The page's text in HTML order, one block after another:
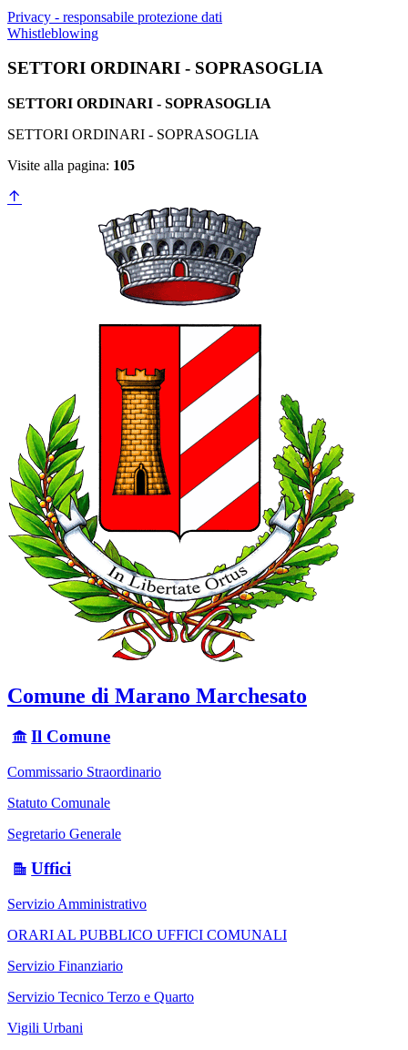
Privacy - responsabile protezione dati
Whistleblowing
SETTORI ORDINARI - SOPRASOGLIA
SETTORI ORDINARI - SOPRASOGLIA
SETTORI ORDINARI - SOPRASOGLIA
Visite alla pagina: 105
Comune di Marano Marchesato
Il Comune
Commissario Straordinario
Statuto Comunale
Segretario Generale
Uffici
Servizio Amministrativo
ORARI AL PUBBLICO UFFICI COMUNALI
Servizio Finanziario
Servizio Tecnico Terzo e Quarto
Vigili Urbani